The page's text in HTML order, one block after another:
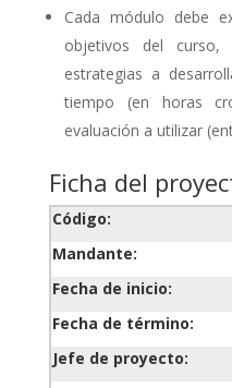
Cada módulo debe
objetivos del curso,
estrategias a
tiempo (en horas
evaluación a utilizar
Ficha del
Código:
Mandante:
Fecha de inicio:
Fecha de término:
Jefe de proyecto: